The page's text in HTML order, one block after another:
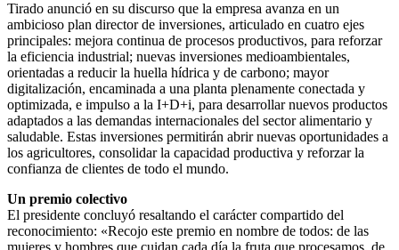
Tirado anunció en su discurso que la empresa avanza en un
ambicioso plan director de inversiones, articulado en cuatro ejes
principales: mejora continua de procesos productivos, para reforzar
la eficiencia industrial; nuevas inversiones medioambientales,
orientadas a reducir la huella hídrica y de carbono; mayor
digitalización, encaminada a una planta plenamente conectada y
optimizada, e impulso a la I+D+i, para desarrollar nuevos productos
adaptados a las demandas internacionales del sector alimentario y
saludable. Estas inversiones permitirán abrir nuevas oportunidades a
los agricultores, consolidar la capacidad productiva y reforzar la
confianza de clientes de todo el mundo.
Un premio colectivo
El presidente concluyó resaltando el carácter compartido del
reconocimiento: «Recojo este premio en nombre de todos: de las
mujeres y hombres que cuidan cada día la fruta que procesamos, de